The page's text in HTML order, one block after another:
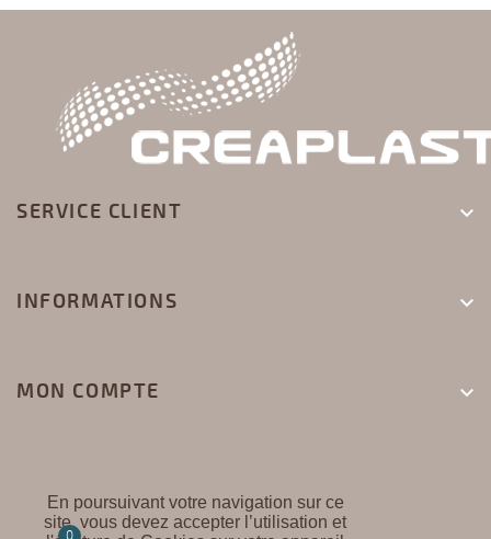
SERVICE CLIENT 
INFORMATIONS 
MON COMPTE 
En poursuivant votre navigation sur ce
site, vous devez accepter l’utilisation et
0